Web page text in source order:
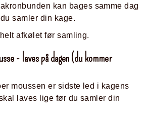
kan bages samme dag
samler din kage.
afkølet før samling.
- laves på dagen (du kommer
moussen er sidste led i kagens
laves lige før du samler din